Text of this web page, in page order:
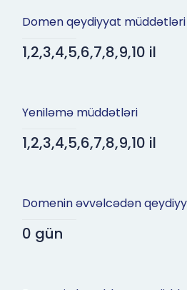
Domen qeydiyyat müddətləri
1,2,3,4,5,6,7,8,9,10 il
Yeniləmə müddətləri
1,2,3,4,5,6,7,8,9,10 il
Domenin əvvəlcədən
0 gün